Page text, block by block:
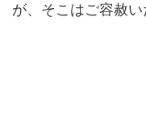
が、そこはご容赦い